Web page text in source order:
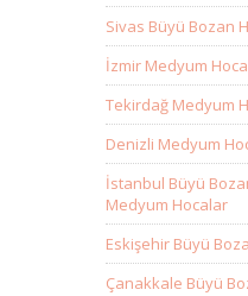
Sivas Büyü Bozan
İzmir Medyum
Tekirdağ Medyum
Denizli Medyum
İstanbul Büyü
Medyum Hocalar
Eskişehir Büyü
Çanakkale Büyü